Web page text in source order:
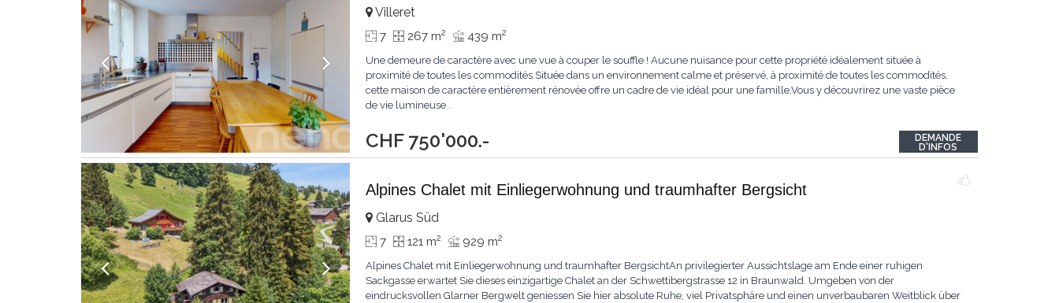
CHF 750'000.-
Villeret
7 267 m2 439 m2
Une demeure de caractère avec une vue à couper le souffle ! Aucune nuisance pour cette propriété idéalement située à
proximité de toutes les commodités.Située dans un environnement calme et préservé, à proximité de toutes les commodités,
cette maison de caractère entièrement rénovée offre un cadre de vie idéal pour une famille.Vous y découvrirez une vaste pièce
de vie lumineuse...
DEMANDE
D'INFOS
Alpines Chalet mit Einliegerwohnung und traumhafter Bergsicht
Glarus Süd
7 121 m2 929 m2
Alpines Chalet mit Einliegerwohnung und traumhafter BergsichtAn privilegierter Aussichtslage am Ende einer ruhigen
Sackgasse erwartet Sie dieses einzigartige Chalet an der Schwettibergstrasse 12 in Braunwald. Umgeben von der
eindrucksvollen Glarner Bergwelt geniessen Sie hier absolute Ruhe, viel Privatsphäre und einen unverbaubaren Weitblick über